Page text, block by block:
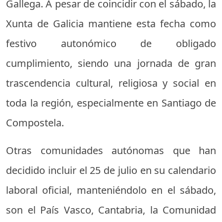
Gallega. A pesar de coincidir con el sábado, la
Xunta de Galicia mantiene esta fecha como
festivo autonómico de obligado
cumplimiento, siendo una jornada de gran
trascendencia cultural, religiosa y social en
toda la región, especialmente en Santiago de
Compostela.
Otras comunidades autónomas que han
decidido incluir el 25 de julio en su calendario
laboral oficial, manteniéndolo en el sábado,
son el País Vasco, Cantabria, la Comunidad